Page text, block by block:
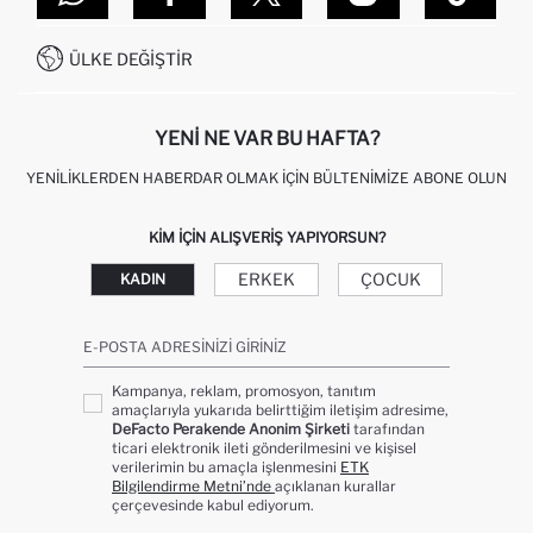
SITEMAP
İŞLEM REHBERI
KAMPANYALAR
0850 333 22 86
ÜLKE DEĞIŞTIR
YENI NE VAR BU HAFTA?
YENILIKLERDEN HABERDAR OLMAK İÇIN BÜLTENIMIZE ABONE OLUN
KIM IÇIN ALIŞVERIŞ YAPIYORSUN?
KADIN ERKEK ÇOCUK
E-POSTA ADRESINIZI GIRINIZ
Kampanya, reklam, promosyon, tanıtım
amaçlarıyla yukarıda belirttiğim iletişim adresime,
DeFacto Perakende Anonim Şirketi tarafından
ticari elektronik ileti gönderilmesini ve kişisel
verilerimin bu amaçla işlenmesini ETK
Bilgilendirme Metni’nde açıklanan kurallar
çerçevesinde kabul ediyorum.